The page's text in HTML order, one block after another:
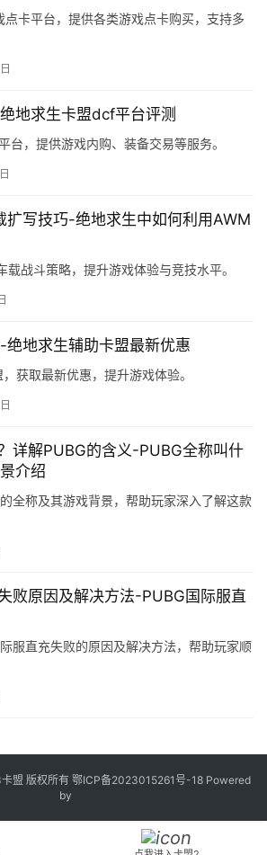
卡平台，提供各类游戏点卡购买，支持多
地求生卡盟dcf平台评测
台，提供游戏内购、装备交易等服务。
扩写技巧-绝地求生中如何利用AWM
载战斗策略，提升游戏体验与竞技水平。
地求生辅助卡盟最新优惠
获取最新优惠，提升游戏体验。
详解PUBG的含义-PUBG全称叫什
介绍
全称及其游戏背景，帮助玩家深入了解这款
败原因及解决方法-PUBG国际服直
服直充失败的原因及解决方法，帮助玩家顺
盟 版权所有 鄂ICP备2023015261号-18 Powered
by